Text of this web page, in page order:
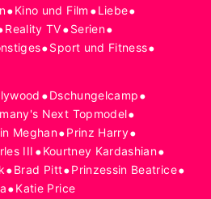
•Kino und Film •Liebe•
Reality TV•Serien•
•Sport und Fitness•
•Dschungelcamp•
Next Topmodel•
Meghan•Prinz Harry•
III •Kourtney Kardashian•
•Brad Pitt•Prinzessin Beatrice•
•Katie Price